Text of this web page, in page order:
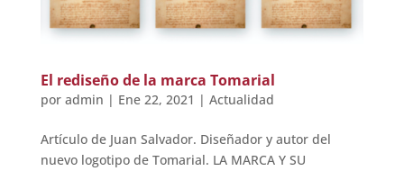
El rediseño de la marca Tomarial
por admin | Ene 22, 2021 | Actualidad
Artículo de Juan Salvador. Diseñador y autor del
nuevo logotipo de Tomarial. LA MARCA Y SU